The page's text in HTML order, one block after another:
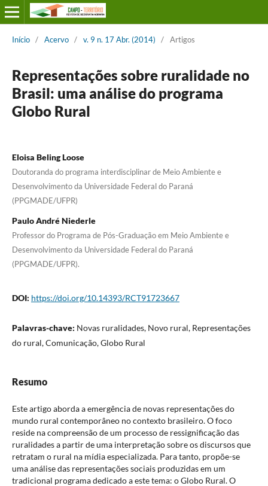
Início / Acervo / v. 9 n. 17 Abr. (2014) / Artigos
Representações sobre ruralidade no
Brasil: uma análise do programa
Globo Rural
Eloisa Beling Loose
Doutoranda do programa interdisciplinar de Meio Ambiente e
Desenvolvimento da Universidade Federal do Paraná
(PPGMADE/UFPR)
Paulo André Niederle
Professor do Programa de Pós-Graduação em Meio Ambiente e
Desenvolvimento da Universidade Federal do Paraná
(PPGMADE/UFPR).
DOI: https://doi.org/10.14393/RCT91723667
Palavras-chave: Novas ruralidades, Novo rural, Representações
do rural, Comunicação, Globo Rural
Resumo
Este artigo aborda a emergência de novas representações do
mundo rural contemporâneo no contexto brasileiro. O foco
reside na compreensão de um processo de ressignificação das
ruralidades a partir de uma interpretação sobre os discursos que
retratam o rural na mídia especializada. Para tanto, propõe-se
uma análise das representações sociais produzidas em um
tradicional programa dedicado a este tema: o Globo Rural. O